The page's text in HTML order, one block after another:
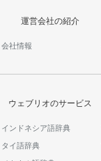
運営会社の紹介
会社情報
ウェブリオのサービス
インドネシア語辞典
タイ語辞典